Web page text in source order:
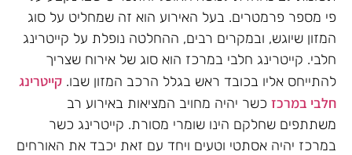
פי מספר פרמטרים. בעל האירוע הוא זה שמחליט על סוג
המזון שיוגש, ובמקרים רבים, ההחלטה נופלת על קייטרינג
חלבי. קייטרינג חלבי במרכז הוא סוג של אירוח שצריך
להתייחס אליו בכובד ראש בגלל הרכב המזון שבו. קייטרינג
חלבי במרכז כשר יהיה מחויב המציאות באירוע רב
משתתפים שחלקם הינו שומרי מסורת. קייטרינג כשר
במרכז יהיה אסתטי וטעים ויחד עם זאת יכבד את האורחים